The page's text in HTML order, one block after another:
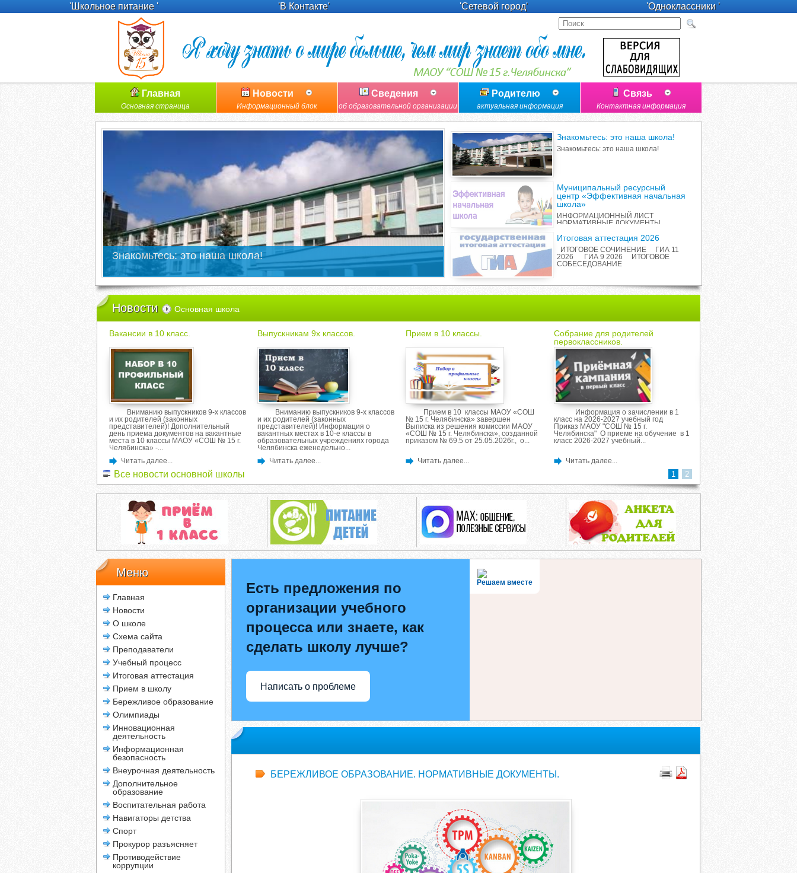
'Школьное питание ' 'В Контакте' 'Сетевой город' 'Одноклассники '
Главная
Основная страница
Новости
Информационный блок
Сведения
об образовательной организации
Родителю
актуальная информация
Связь
Контактная информация
Знакомьтесь: это наша школа!
Знакомьтесь: это наша школа!
Знакомьтесь: это наша школа!
Муниципальный ресурсный
центр «Эффективная начальная
школа»
ИНФОРМАЦИОННЫЙ ЛИСТ
НОРМАТИВНЫЕ ДОКУМЕНТЫ
ПРОДУКТОВ РАБОТА С
РОДИТЕЛЯМИ ОТЧЕТ О
РЕАЛИЗАЦИИ ПРОЕКТА
Итоговая аттестация 2026
ИТОГОВОЕ СОЧИНЕНИЕ ГИА 11
2026 ГИА 9 2026 ИТОГОВОЕ
СОБЕСЕДОВАНИЕ
Новости Основная школа
Вакансии в 10 класс.
Вниманию выпускников 9-х классов
и их родителей (законных
представителей)! Дополнительный
день приема документов на вакантные
места в 10 классы МАОУ «СОШ № 15 г.
Челябинска» -...
Читать далее...
Выпускникам 9х классов.
Вниманию выпускников 9-х классов
и их родителей (законных
представителей)! Информация о
вакантных местах в 10-е классы в
образовательных учреждениях города
Челябинска еженедельно...
Читать далее...
Прием в 10 классы.
Прием в 10 классы МАОУ «СОШ
№ 15 г. Челябинска» завершен
Выписка из решения комиссии МАОУ
«СОШ № 15 г. Челябинска», созданной
приказом № 69.5 от 25.05.2026г., о...
Читать далее...
Собрание для родителей
первоклассников.
Информация о зачислении в 1
класс на 2026-2027 учебный год
Приказ МАОУ "СОШ № 15 г.
Челябинска" О приеме на обучение в 1
класс 2026-2027 учебный...
Читать далее...
Все новости основной школы 1 2
Меню
Главная
Новости
О школе
Схема сайта
Преподаватели
Учебный процесс
Итоговая аттестация
Прием в школу
Бережливое образование
Олимпиады
Инновационная
деятельность
Информационная
безопасность
Внеурочная деятельность
Дополнительное
образование
Воспитательная работа
Навигаторы детства
Спорт
Прокурор разъясняет
Противодействие
коррупции
Решаем вместе
Есть предложения по
организации учебного
процесса или знаете, как
сделать школу лучше?
Написать о проблеме
БЕРЕЖЛИВОЕ ОБРАЗОВАНИЕ. НОРМАТИВНЫЕ ДОКУМЕНТЫ.